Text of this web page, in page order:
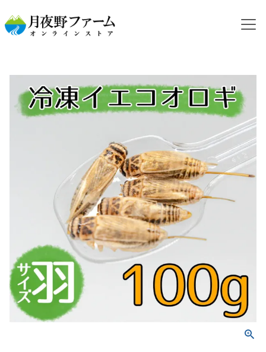
NEW【冷凍餌】イエコオロギ 羽 100g